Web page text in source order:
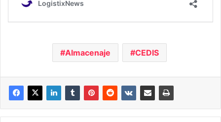
Almacenaje CEDIS